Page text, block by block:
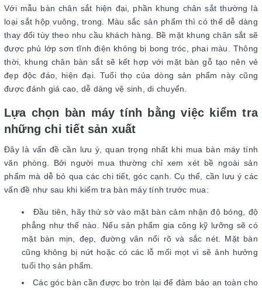
Với mẫu bàn chân sắt hiện đại, phần khung chân sắt thường là
loại sắt hộp vuông, trong. Màu sắc sản phẩm thì có thể dễ dàng
thay đổi tùy theo nhu cầu khách hàng. Bề mặt khung chân sắt sẽ
được phủ lớp sơn tĩnh điện không bị bong tróc, phai màu. Thông
thời, khung chân bàn sắt sẽ kết hợp với mặt bàn gỗ tạo nên vẻ
đẹp độc đáo, hiện đại. Tuổi thọ của dòng sản phẩm này cũng
được đánh giá cao, dễ dàng vệ sinh, di chuyển.
Lựa chọn bàn máy tính bằng việc kiểm tra
những chi tiết sản xuất
Đây là vấn đề cần lưu ý, quan trọng nhất khi mua bàn máy tính
văn phòng. Bởi người mua thường chỉ xem xét bề ngoài sản
phẩm mà dễ bỏ qua các chi tiết, góc cạnh. Cụ thể, cần lưu ý các
vấn đề như sau khi kiểm tra bàn máy tính trước mua:
Đầu tiên, hãy thử sờ vào mặt bàn cảm nhận độ bóng, độ
phẳng như thế nào. Nếu sản phẩm gia công kỹ lưỡng sẽ có
mặt bàn mịn, đẹp, đường vân nổi rõ và sắc nét. Mặt bàn
cũng không bị nứt hoặc có các lỗ mối mọt vì sẽ ảnh hưởng
tuổi thọ sản phẩm.
Các góc bàn cần được bo tròn lại để đảm bảo an toàn cho